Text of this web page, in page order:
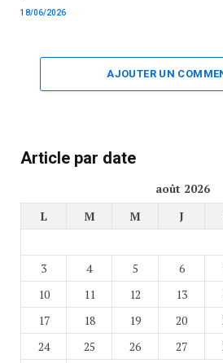
18/06/2026
AJOUTER UN
Article par date
août 2026
L
M M J
3
4 5 6
10
11 12 13
17
18 19 20
24
25 26 27